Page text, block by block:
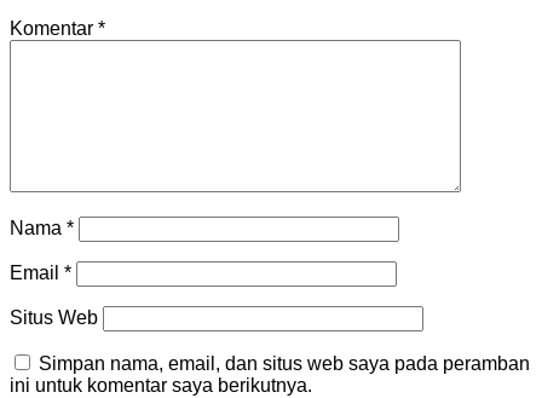
Komentar *
Nama *
Email *
Situs Web
Simpan nama, email, dan situs web saya pada peramban
ini untuk komentar saya berikutnya.